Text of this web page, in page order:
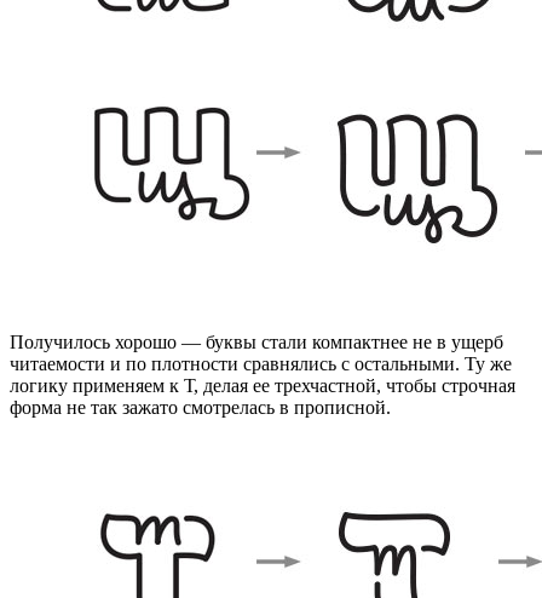
Получилось хорошо — буквы стали компактнее не в ущерб
читаемости и по плотности сравнялись с остальными. Ту же
логику применяем к Т, делая ее трехчастной, чтобы строчная
форма не так зажато смотрелась в прописной.